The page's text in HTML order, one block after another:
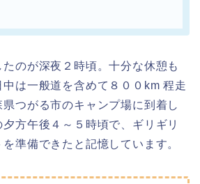
のが深夜２時頃。十分な休憩も
は一般道を含めて８００km 程走
つがる市のキャンプ場に到着し
方午後４～５時頃で、ギリギリ
準備できたと記憶しています。